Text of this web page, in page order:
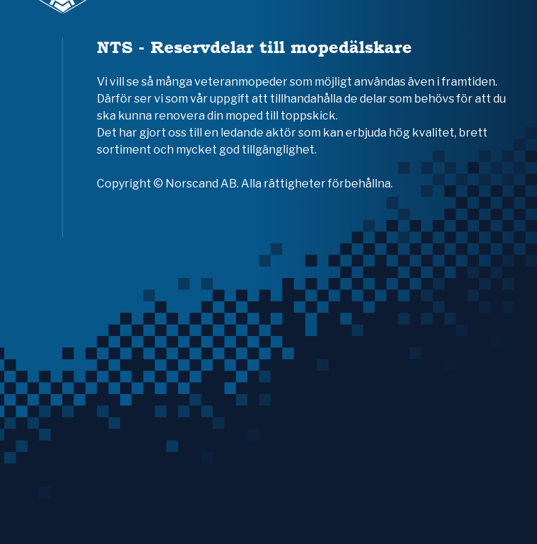
NTS - Reservdelar till mopedälskare
Vi vill se så många veteranmopeder som möjligt användas även i framtiden.
Därför ser vi som vår uppgift att tillhandahålla de delar som behövs för att du
ska kunna renovera din moped till toppskick.
Det har gjort oss till en ledande aktör som kan erbjuda hög kvalitet, brett
sortiment och mycket god tillgänglighet.
Copyright © Norscand AB. Alla rättigheter förbehållna.